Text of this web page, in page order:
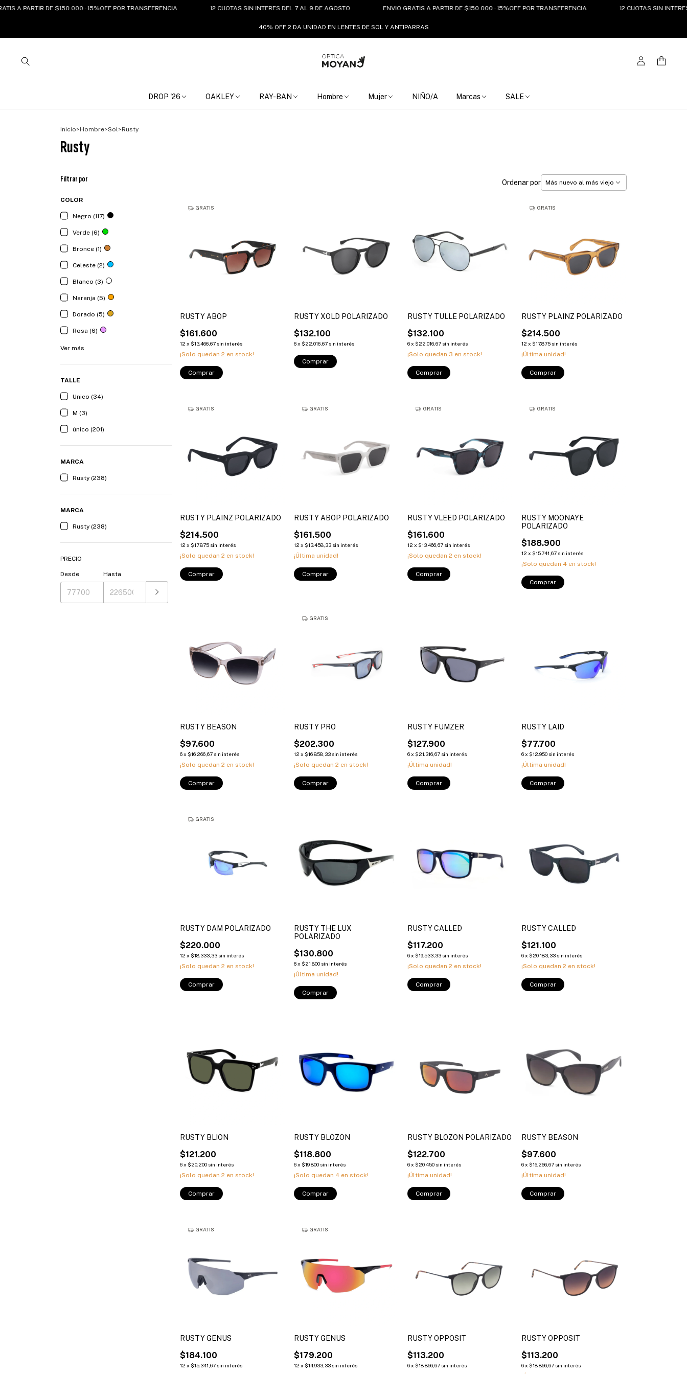
DE $150.000 - 15%OFF POR TRANSFERENCIA 12 CUOTAS SIN INTERES DEL 7 AL 9 DE AGOSTO ENVIO GRATIS A PARTIR DE $150.000 - 15%OFF POR TRANSFERENCIA 12 CUOTAS SIN INTERES DEL 7
40% OFF 2 DA UNIDAD EN LENTES DE SOL Y ANTIPARRAS
DROP '26 OAKLEY RAY-BAN Hombre Mujer NIÑO/A Marcas SALE
Inicio>Hombre>Sol>Rusty
Rusty
Filtrar por
COLOR
Negro (117)
Verde (6)
Bronce (1)
Celeste (2)
Blanco (3)
Naranja (5)
Dorado (5)
Rosa (6)
Ver más
TALLE
Unico (34)
M (3)
único (201)
MARCA
Rusty (238)
MARCA
Rusty (238)
PRECIO
Desde Hasta
Ordenar por
GRATIS
RUSTY ABOP
$161.600
12 x $13.466,67 sin interés
¡Solo quedan2 en stock!
Comprar
RUSTY XOLD POLARIZADO
$132.100
6x $22.016,67 sin interés
Comprar
RUSTY TULLE POLARIZADO
$132.100
6x $22.016,67 sin interés
¡Solo quedan 3 en stock!
Comprar
GRATIS
RUSTY PLAINZ POLARIZADO
$214.500
12 x $17.875 sin interés
¡Última unidad!
Comprar
GRATIS
RUSTY PLAINZ POLARIZADO
$214.500
12 x $17.875 sin interés
¡Solo quedan2 en stock!
Comprar
GRATIS
RUSTY ABOP POLARIZADO
$161.500
12 x $13.458,33 sin interés
¡Última unidad!
Comprar
GRATIS
RUSTY VLEED POLARIZADO
$161.600
12 x $13.466,67 sin interés
¡Solo quedan2 en stock!
Comprar
GRATIS
RUSTY MOONAYE
POLARIZADO
$188.900
12 x $15.741,67 sin interés
¡Solo quedan 4en stock!
Comprar
RUSTY BEASON
$97.600
6x $16.266,67 sin interés
¡Solo quedan2 en stock!
Comprar
GRATIS
RUSTY PRO
$202.300
12 x $16.858,33 sin interés
¡Solo quedan 2 en stock!
Comprar
RUSTY FUMZER
$127.900
6x $21.316,67 sin interés
¡Última unidad!
Comprar
RUSTY LAID
$77.700
6 x $12.950 sin interés
¡Última unidad!
Comprar
GRATIS
RUSTY DAM POLARIZADO
$220.000
12 x $18.333,33 sin interés
¡Solo quedan2 en stock!
Comprar
RUSTY THE LUX
POLARIZADO
$130.800
6x $21.800 sin interés
¡Última unidad!
Comprar
RUSTY CALLED
$117.200
6x $19.533,33 sin interés
¡Solo quedan2 en stock!
Comprar
RUSTY CALLED
$121.100
6 x $20.183,33 sin interés
¡Solo quedan 2 en stock!
Comprar
RUSTY BLION
$121.200
6x $20.200 sin interés
¡Solo quedan2 en stock!
Comprar
RUSTY BLOZON
$118.800
6x $19.800 sin interés
¡Solo quedan 4en stock!
Comprar
RUSTY BLOZON POLARIZADO
$122.700
6x $20.450 sin interés
¡Última unidad!
Comprar
RUSTY BEASON
$97.600
6 x $16.266,67 sin interés
¡Última unidad!
Comprar
GRATIS
RUSTY GENUS
$184.100
12 x $15.341,67 sin interés
GRATIS
RUSTY GENUS
$179.200
12 x $14.933,33 sin interés
RUSTY OPPOSIT
$113.200
6x $18.866,67 sin interés
RUSTY OPPOSIT
$113.200
6 x $18.866,67 sin interés